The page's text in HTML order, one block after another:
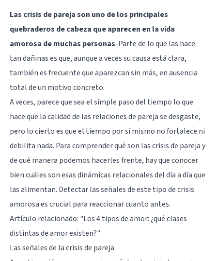
Las crisis de pareja son uno de los principales
quebraderos de cabeza que aparecen en la vida
amorosa de muchas personas. Parte de lo que las hace
tan dañinas es que, aunque a veces su causa está clara,
también es frecuente que aparezcan sin más, en ausencia
total de un motivo concreto.
A veces, parece que sea el simple paso del tiempo lo que
hace que la calidad de las relaciones de pareja se desgaste,
pero lo cierto es que el tiempo por sí mismo no fortalece ni
debilita nada. Para comprender qué son las crisis de pareja y
de qué manera podemos hacerles frente, hay que conocer
bien cuáles son esas dinámicas relacionales del día a día que
las alimentan. Detectar las señales de este tipo de crisis
amorosa es crucial para reaccionar cuanto antes.
Artículo relacionado: "Los 4 tipos de amor: ¿qué clases
distintas de amor existen?"
Las señales de la crisis de pareja